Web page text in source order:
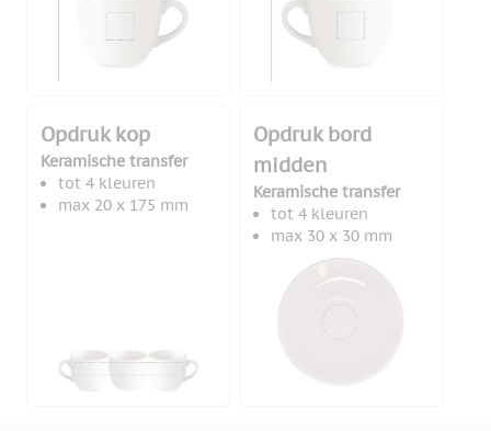
Opdruk kop
Keramische transfer
tot 4 kleuren
max 20 x 175 mm
Opdruk bord
midden
Keramische transfer
tot 4 kleuren
max 30 x 30 mm